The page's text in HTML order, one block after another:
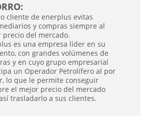
cliente de enerplus evitas
y compras siempre al
precio del mercado.
es una empresa líder en su
con grandes volúmenes de
y en cuyo grupo empresarial
un Operador Petrolífero al por
lo que le permite conseguir
el mejor precio del mercado
trasladarlo a sus clientes.